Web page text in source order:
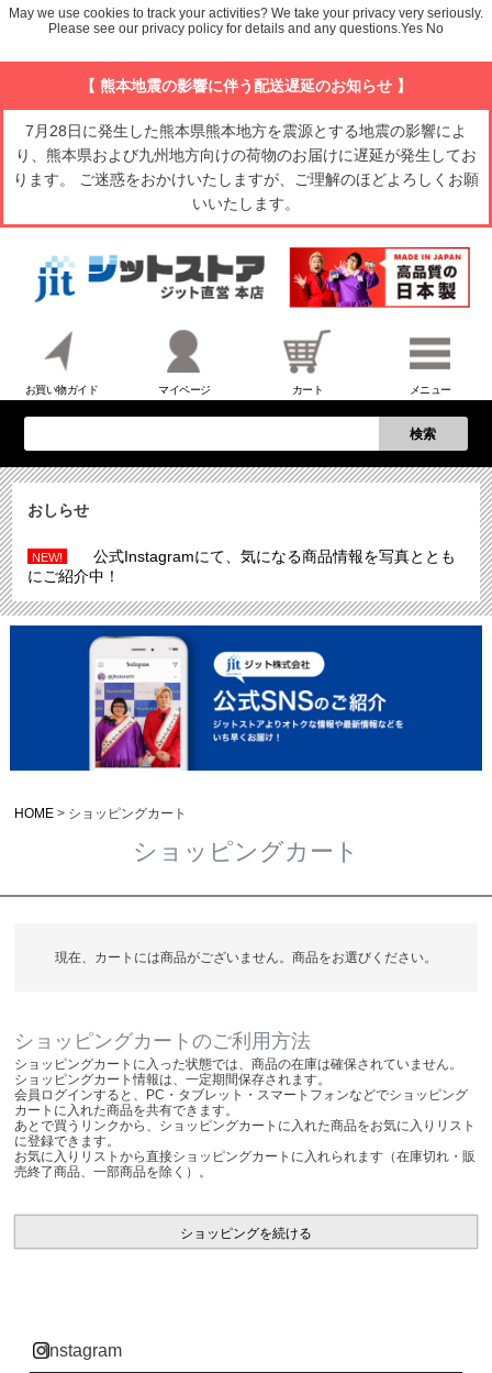
【 熊本地震の影響に伴う配送遅延のお知らせ 】
7月28日に発生した熊本県熊本地方を震源とする地震の影響によ
り、熊本県および九州地方向けの荷物のお届けに遅延が発生してお
ります。 ご迷惑をおかけいたしますが、ご理解のほどよろしくお願
いいたします。
お買い物ガイド マイページ カート メニュー
検索
おしらせ
NEW!
公式Instagramにて、気になる商品情報を写真ととも
にご紹介中！
HOME ショッピングカート
ショッピングカート
現在、カートには商品がございません。商品をお選びください。
ショッピングカートのご利用方法
ショッピングカートに入った状態では、商品の在庫は確保されていません。
ショッピングカート情報は、一定期間保存されます。
会員ログインすると、PC・タブレット・スマートフォンなどでショッピング
カートに入れた商品を共有できます。
あとで買うリンクから、ショッピングカートに入れた商品をお気に入りリスト
に登録できます。
お気に入りリストから直接ショッピングカートに入れられます（在庫切れ・販
売終了商品、一部商品を除く）。
ショッピングを続ける
instagram
May we use cookies to track your activities? We take your privacy very seriously.
Please see our privacy policy for details and any questions.Yes No